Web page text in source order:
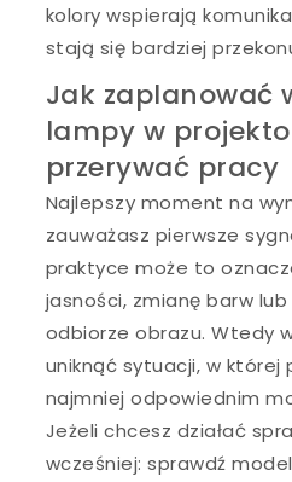
kolory wspierają
stają się bardziej
Jak zaplanować
lampy w
przerywać pracy
Najlepszy moment na
zauważasz pierwsze
praktyce może to
jasności, zmianę barw
odbiorze obrazu. Wtedy
uniknąć sytuacji, w której
najmniej odpowiednim
Jeżeli chcesz działać
wcześniej: sprawdź